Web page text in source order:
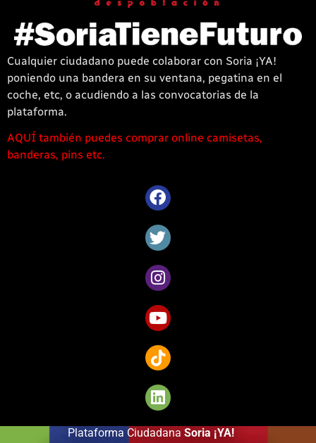
Cualquier ciudadano puede colaborar con Soria ¡YA!
poniendo una bandera en su ventana, pegatina en el
coche, etc, o acudiendo a las convocatorias de la
plataforma.
1win
casino
AQUÍ también puedes comprar online camisetas,
banderas, pins etc.
Plataforma Ciudadana Soria ¡YA!